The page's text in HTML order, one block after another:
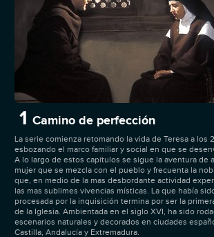
1 Camino de perfección
La serie comienza retomando la vida de Teresa a los
esbozando el marco familiar y social en que se
A lo largo de estos capítulos se sigue la aventura de
mujer que se mezcla con el pueblo y frecuenta la
que, en medio de la mas desbordante actividad
las mas sublimes vivencias místicas. La que había
procesada por la inquisición termina por ser la
de la Iglesia. Ambientada en el siglo XVI, ha sido
escenarios naturales y decorados en ciudades
Castilla, Andalucía y Extremadura.